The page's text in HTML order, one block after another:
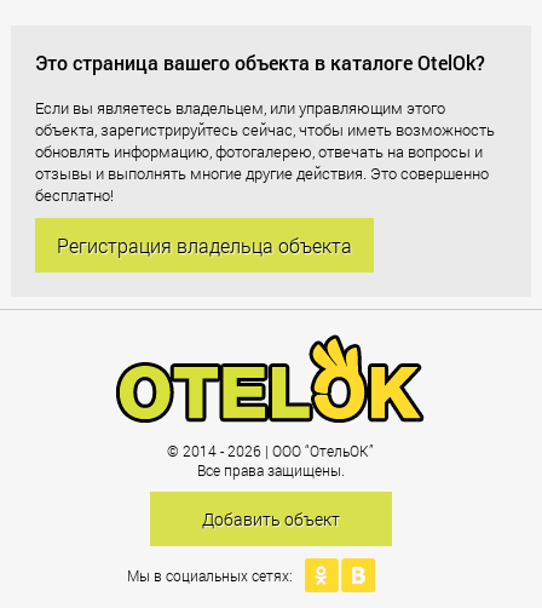
Это страница вашего объекта в каталоге OtelOk?
Если вы являетесь владельцем, или управляющим этого
объекта, зарегистрируйтесь сейчас, чтобы иметь возможность
обновлять информацию, фотогалерею, отвечать на вопросы и
отзывы и выполнять многие другие действия. Это совершенно
бесплатно!
Регистрация владельца объекта
© 2014 - 2026 | ООО “ОтельОК”
Все права защищены.
Добавить объект
Мы в социальных сетях: